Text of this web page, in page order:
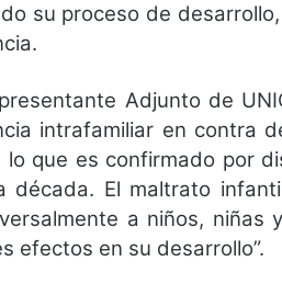
su proceso de
Adjunto de
intrafamiliar en contra
lo que es confirmado por
década. El maltrato
a niños, niñas
efectos en su desarrollo”.